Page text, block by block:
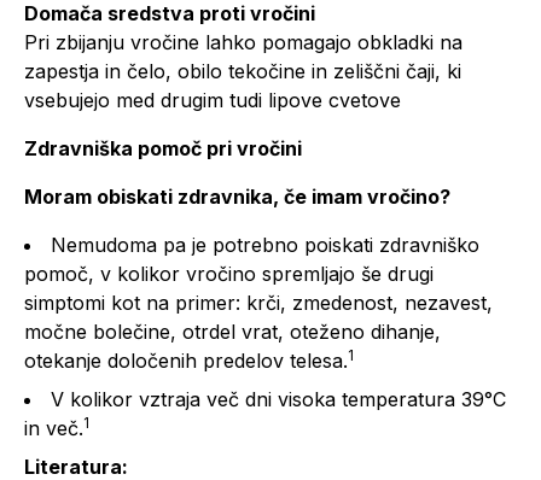
Domača sredstva proti vročini
Pri zbijanju vročine lahko pomagajo obkladki na
zapestja in čelo, obilo tekočine in zeliščni čaji, ki
vsebujejo med drugim tudi lipove cvetove
Zdravniška pomoč pri vročini
Moram obiskati zdravnika, če imam vročino?
Nemudoma pa je potrebno poiskati zdravniško
pomoč, v kolikor vročino spremljajo še drugi
simptomi kot na primer: krči, zmedenost, nezavest,
močne bolečine, otrdel vrat, oteženo dihanje,
otekanje določenih predelov telesa.1
V kolikor vztraja več dni visoka temperatura 39°C
in več.1
Literatura: